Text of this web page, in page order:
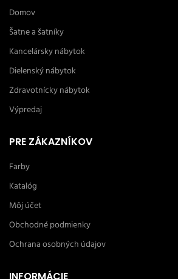
Domov
Šatne a šatníky
Kancelársky nábytok
Dielenský nábytok
Zdravotnícky nábytok
Výpredaj
PRE ZÁKAZNÍKOV
Farby
Katalóg
Môj účet
Obchodné podmienky
Ochrana osobných údajov